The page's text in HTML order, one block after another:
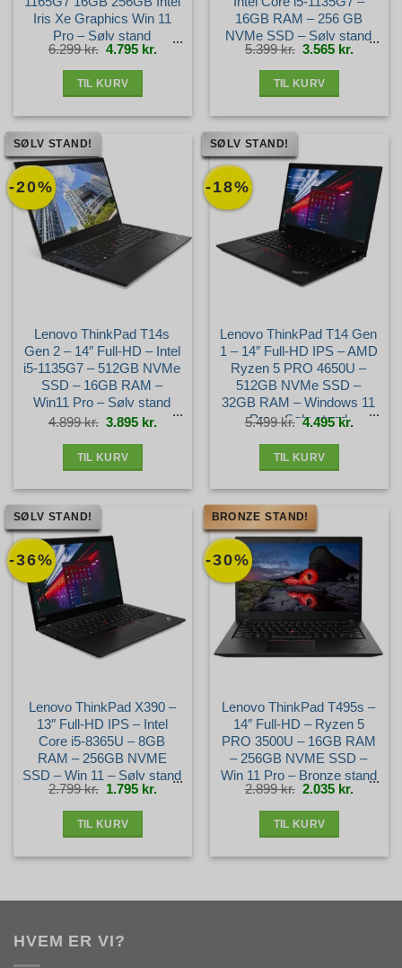
Iris Xe Graphics Win 11
Pro – Sølv stand
6.299kr. Den
oprindelige
pris
4.795 kr. Den
aktuelle
pris
TIL KURV
16GB RAM – 256 GB
NVMe SSD – Sølv stand
5.399kr. Den
oprindelige
pris
3.565 kr. Den
aktuelle
pris
TIL KURV
-20%
SØLV STAND!
Lenovo ThinkPad T14s
Gen 2 – 14″ Full-HD – Intel
i5-1135G7 – 512GB NVMe
SSD – 16GB RAM –
Win11 Pro – Sølv stand
4.899kr. Den
oprindelige
pris
3.895 kr. Den
aktuelle
pris
TIL KURV
-18%
SØLV STAND!
Lenovo ThinkPad T14 Gen
1 – 14″ Full-HD IPS – AMD
Ryzen 5 PRO 4650U –
512GB NVMe SSD –
32GB RAM – Windows 11
Pro – Sølv stand
5.499kr. Den
oprindelige
pris
4.495kr. Den
aktuelle
pris
TIL KURV
-36%
SØLV STAND!
Lenovo ThinkPad X390 –
13″ Full-HD IPS – Intel
Core i5-8365U – 8GB
RAM – 256GB NVME
SSD – Win 11 – Sølv stand
2.799kr. Den
oprindelige
pris
1.795 kr. Den
aktuelle
pris
TIL KURV
-30%
BRONZE STAND!
Lenovo ThinkPad T495s –
14″ Full-HD – Ryzen 5
PRO 3500U – 16GB RAM
– 256GB NVME SSD –
Win 11 Pro – Bronze stand
2.899kr. Den
oprindelige
pris
2.035 kr. Den
aktuelle
pris
TIL KURV
HVEM ER VI?